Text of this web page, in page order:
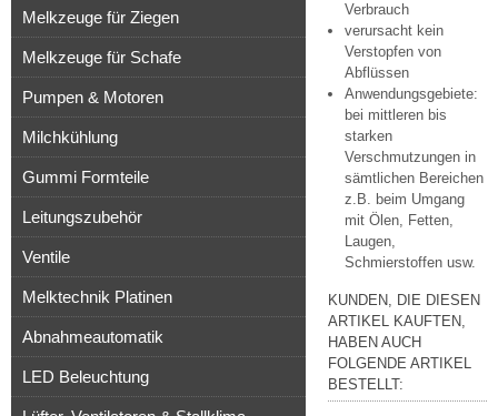
Verbrauch
verursacht kein
Verstopfen von
Abflüssen
Anwendungsgebiete:
bei mittleren bis
starken
Verschmutzungen in
sämtlichen Bereichen
z.B. beim Umgang
mit Ölen, Fetten,
Laugen,
Schmierstoffen usw.
KUNDEN, DIE DIESEN
ARTIKEL KAUFTEN,
HABEN AUCH
FOLGENDE ARTIKEL
BESTELLT:
Melkzeuge für Ziegen
Melkzeuge für Schafe
Pumpen & Motoren
Milchkühlung
Gummi Formteile
Leitungszubehör
Ventile
Melktechnik Platinen
Abnahmeautomatik
LED Beleuchtung